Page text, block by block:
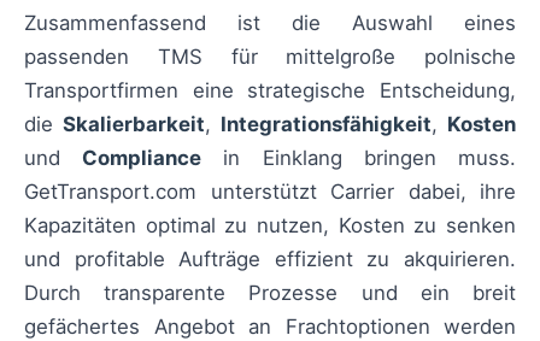
Zusammenfassend ist die Auswahl eines
passenden TMS für mittelgroße polnische
Transportfirmen eine strategische Entscheidung,
die Skalierbarkeit, Integrationsfähigkeit, Kosten
und Compliance in Einklang bringen muss.
GetTransport.com unterstützt Carrier dabei, ihre
Kapazitäten optimal zu nutzen, Kosten zu senken
und profitable Aufträge effizient zu akquirieren.
Durch transparente Prozesse und ein breit
gefächertes Angebot an Frachtoptionen werden